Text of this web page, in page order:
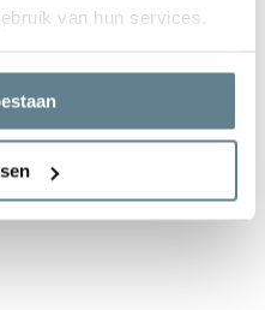
van hun services.
veel aandacht wordt
Het materiaal is dikker, de
eens een stuk sterker. Dit
Wist je dat inmiddels al
al in de tuin hebben
.